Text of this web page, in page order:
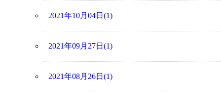
2021年10月04日(1)
2021年09月27日(1)
2021年08月26日(1)